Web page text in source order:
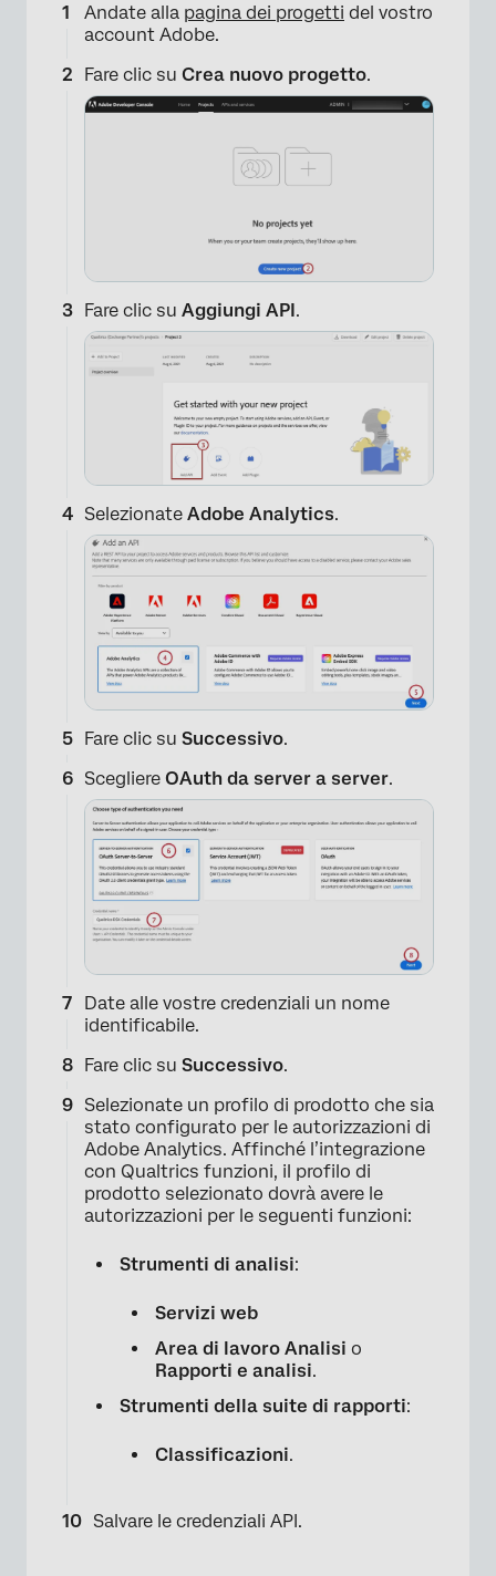
Andate alla pagina dei progetti del vostro
account Adobe.
Fare clic su Crea nuovo progetto.
×
Fare clic su Aggiungi API.
Selezionate Adobe Analytics.
Fare clic su Successivo.
Scegliere OAuth da server a server.
Date alle vostre credenziali un nome
identificabile.
Fare clic su Successivo.
Selezionate un profilo di prodotto che sia
stato configurato per le autorizzazioni di
Adobe Analytics. Affinché l’integrazione
con Qualtrics funzioni, il profilo di
prodotto selezionato dovrà avere le
autorizzazioni per le seguenti funzioni:
Strumenti di analisi:
Servizi web
Area di lavoro Analisi o
Rapporti e analisi.
Strumenti della suite di rapporti:
Classificazioni.
Salvare le credenziali API.